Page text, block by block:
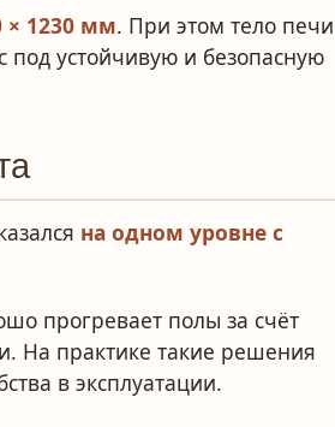
× 1230 мм. При этом тело печи
устойчивую и безопасную
на одном уровне с
прогревает полы за счёт
На практике такие решения
в эксплуатации.